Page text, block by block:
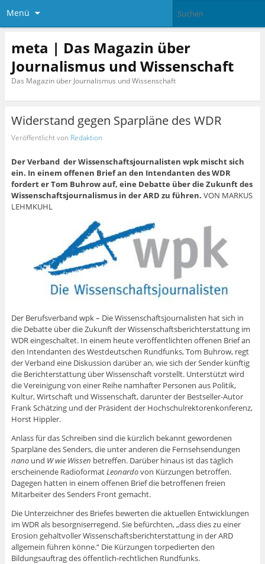
Menü
meta | Das Magazin über
Journalismus und Wissenschaft
Das Magazin über Journalismus und Wissenschaft
Widerstand gegen Sparpläne des WDR
Veröffentlicht von Redaktion
Der Verband der Wissenschaftsjournalisten wpk mischt sich
ein. In einem offenen Brief an den Intendanten des WDR
fordert er Tom Buhrow auf, eine Debatte über die Zukunft des
Wissenschaftsjournalismus in der ARD zu führen. VON MARKUS
LEHMKUHL
Der Berufsverband wpk – Die Wissenschaftsjournalisten hat sich in
die Debatte über die Zukunft der Wissenschaftsberichterstattung im
WDR eingeschaltet. In einem heute veröffentlichten offenen Brief an
den Intendanten des Westdeutschen Rundfunks, Tom Buhrow, regt
der Verband eine Diskussion darüber an, wie sich der Sender künftig
die Berichterstattung über Wissenschaft vorstellt. Unterstützt wird
die Vereinigung von einer Reihe namhafter Personen aus Politik,
Kultur, Wirtschaft und Wissenschaft, darunter der Bestseller-Autor
Frank Schätzing und der Präsident der Hochschulrektorenkonferenz,
Horst Hippler.
Anlass für das Schreiben sind die kürzlich bekannt gewordenen
Sparpläne des Senders, die unter anderen die Fernsehsendungen
nanound W wie Wissen betreffen. Darüber hinaus ist das täglich
erscheinende RadioformatLeonardovon Kürzungen betroffen.
Dagegen hatten in einem offenen Brief die betroffenen freien
Mitarbeiter des Senders Front gemacht.
Die Unterzeichner des Briefes bewerten die aktuellen Entwicklungen
im WDR als besorgniserregend. Sie befürchten, „dass dies zu einer
Erosion gehaltvoller Wissenschaftsberichterstattung in der ARD
allgemein führen könne.“ Die Kürzungen torpedierten den
Bildungsauftrag des öffentlich-rechtlichen Rundfunks.